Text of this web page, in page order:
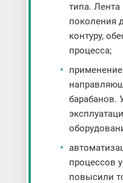
типа. Лента
поколения
контуру,
процесса;
барабанов.
процессов
повысили